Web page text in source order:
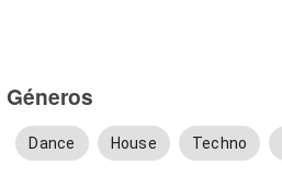
Géneros
Dance House Techno